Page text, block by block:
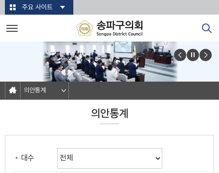
본문바로가기주요 사이트
의안통계
의안통계
대수